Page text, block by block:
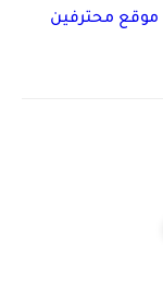
موقع محترفين